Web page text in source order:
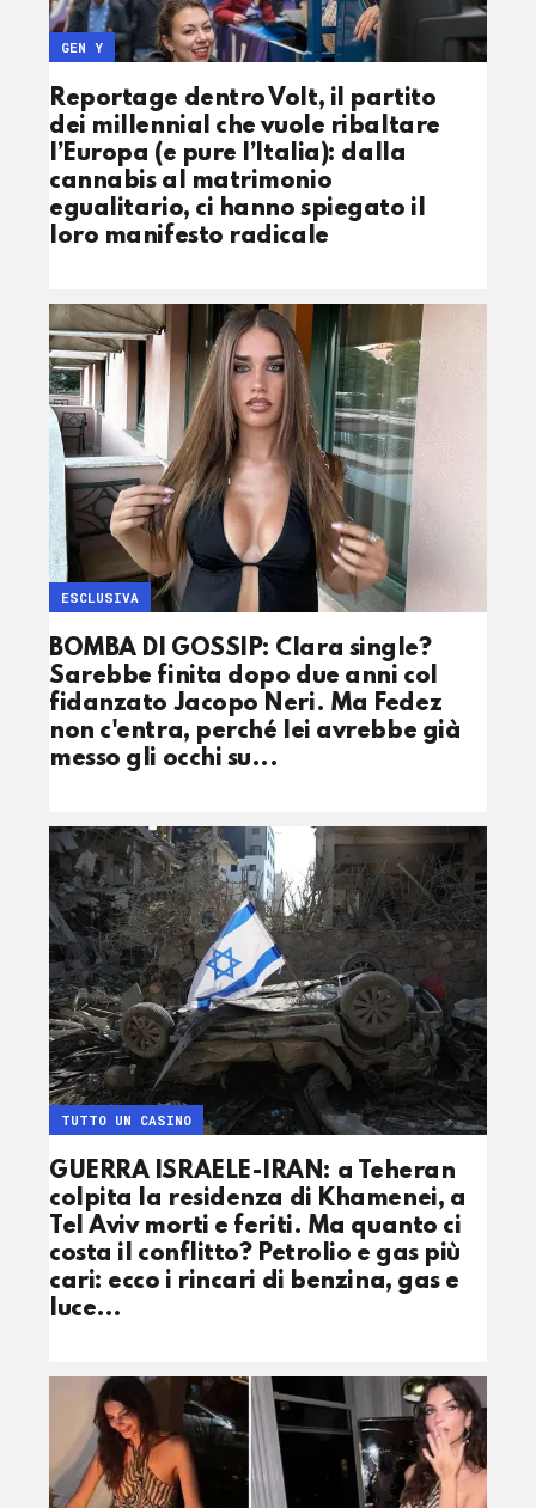
Reportage dentro Volt, il partito
dei millennial che vuole ribaltare
l’Europa (e pure l’Italia): dalla
cannabis al matrimonio
egualitario, ci hanno spiegato il
loro manifesto radicale
GEN Y
BOMBA DI GOSSIP: Clara single?
Sarebbe finita dopo due anni col
fidanzato Jacopo Neri. Ma Fedez
non c'entra, perché lei avrebbe già
messo gli occhi su...
ESCLUSIVA
GUERRA ISRAELE-IRAN: a Teheran
colpita la residenza di Khamenei, a
Tel Aviv morti e feriti. Ma quanto ci
costa il conflitto? Petrolio e gas più
cari: ecco i rincari di benzina, gas e
luce…
TUTTO UN CASINO